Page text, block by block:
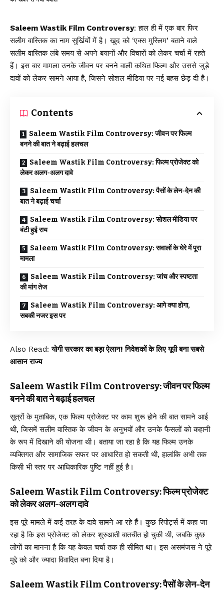
Saleem Wastik Film Controversy: हाल ही में एक बार फिर
सलीम वास्तिकका नाम सुर्खियों में है। खुद को ‘एक्स मुस्लिम’ बताने वाले
सलीम वास्तिक लंबे समय से अपने बयानों और विचारों को लेकर चर्चा में रहते
हैं। इस बार मामला उनके जीवन पर बनने वाली कथित फिल्म और उससे जुड़े
दावों को लेकर सामने आया है, जिसने सोशल मीडिया पर नई बहस छेड़ दी है।
Contents
Saleem Wastik Film Controversy: जीवन पर फिल्म
बनने की बात ने बढ़ाई हलचल
Saleem Wastik Film Controversy: फिल्म प्रोजेक्ट को
लेकर अलग-अलग दावे
Saleem Wastik Film Controversy: पैसों के लेन-देन की
बात ने बढ़ाई चर्चा
Saleem Wastik Film Controversy: सोशल मीडिया पर
बंटी हुई राय
Saleem Wastik Film Controversy: सवालों के घेरे में पूरा
मामला
Saleem Wastik Film Controversy: जांच और स्पष्टता
की मांग तेज
Saleem Wastik Film Controversy: आगे क्या होगा,
सबकी नजर इस पर
Also Read:योगी सरकार का बड़ा ऐलान! निवेशकों के लिए यूपी बना सबसे
आसान राज्य
Saleem Wastik Film Controversy: जीवन पर फिल्म
बनने की बात ने बढ़ाई हलचल
सूत्रों के मुताबिक, एक फिल्म प्रोजेक्ट पर काम शुरू होने की बात सामने आई
थी, जिसमें सलीम वास्तिक के जीवन के अनुभवों और उनके फैसलों को कहानी
के रूप में दिखाने की योजना थी। बताया जा रहा है कि यह फिल्म उनके
व्यक्तिगत और सामाजिक सफर पर आधारित हो सकती थी, हालांकि अभी तक
किसी भी स्तर पर आधिकारिक पुष्टि नहीं हुई है।
Saleem Wastik Film Controversy: फिल्म प्रोजेक्ट
को लेकर अलग-अलग दावे
इस पूरे मामले में कई तरह के दावे सामने आ रहे हैं। कुछ रिपोर्ट्स में कहा जा
रहा है कि इस प्रोजेक्ट को लेकर शुरुआती बातचीत हो चुकी थी, जबकि कुछ
लोगों का मानना है कि यह केवल चर्चा तक ही सीमित था। इस असमंजस ने पूरे
मुद्दे को और ज्यादा विवादित बना दिया है।
Saleem Wastik Film Controversy: पैसों के लेन-देन